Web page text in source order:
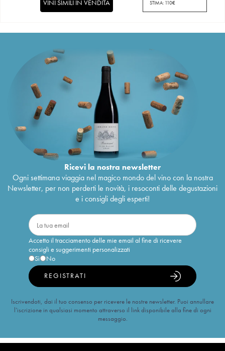
STIMA: 110€
VINI SIMILI IN VENDITA
Ricevi la nostra newsletter
Ogni settimana viaggia nel magico mondo del vino con la nostra
Newsletter, per non perderti le novità, i resoconti delle degustazioni
e i consigli degli esperti!
Accetto il tracciamento delle mie email al fine di ricevere
consigli e suggerimenti personalizzati
Sì
No
REGISTRATI
Iscrivendoti, dai il tuo consenso per ricevere le nostre newsletter. Puoi annullare
l’iscrizione in qualsiasi momento attraverso il link disponibile alla fine di ogni
messaggio.